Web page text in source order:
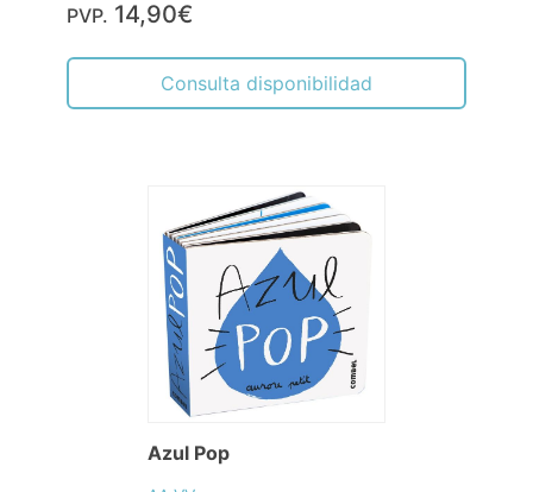
PVP. 14,90€
Consulta disponibilidad
Azul Pop